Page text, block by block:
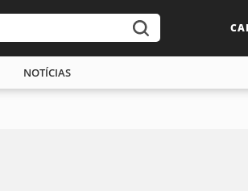
NOTÍCIAS